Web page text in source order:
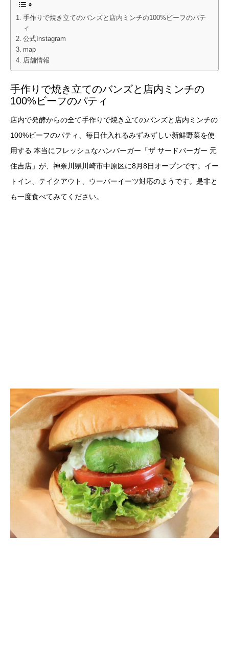
手作りで焼き立てのバンズと店内ミンチの100%ビーフのパテ
ィ
公式Instagram
map
店舗情報
手作りで焼き立てのバンズと店内ミンチの
100%ビーフのパティ
店内で発酵からの全て手作りで焼き立てのバンズと店内ミンチの
100%ビーフのパティ、毎日仕入れるみずみずしい新鮮野菜を使
用する 本当にフレッシュなハンバーガー「ザ サードバーガー 元
住吉店」が、神奈川県川崎市中原区に8月8日オープンです。イー
トイン、テイクアウト、ウーバーイーツ対応のようです。是非と
も一度食べてみてください。